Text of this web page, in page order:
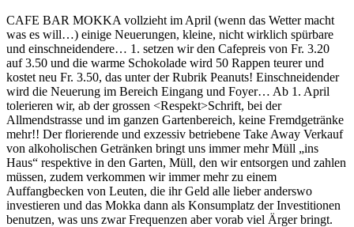
CAFE BAR MOKKA vollzieht im April (wenn das Wetter macht
was es will…) einige Neuerungen, kleine, nicht wirklich spürbare
und einschneidendere… 1. setzen wir den Cafepreis von Fr. 3.20
auf 3.50 und die warme Schokolade wird 50 Rappen teurer und
kostet neu Fr. 3.50, das unter der Rubrik Peanuts! Einschneidender
wird die Neuerung im Bereich Eingang und Foyer… Ab 1. April
tolerieren wir, ab der grossen <Respekt>Schrift, bei der
Allmendstrasse und im ganzen Gartenbereich, keine Fremdgetränke
mehr!! Der florierende und exzessiv betriebene Take Away Verkauf
von alkoholischen Getränken bringt uns immer mehr Müll „ins
Haus“ respektive in den Garten, Müll, den wir entsorgen und zahlen
müssen, zudem verkommen wir immer mehr zu einem
Auffangbecken von Leuten, die ihr Geld alle lieber anderswo
investieren und das Mokka dann als Konsumplatz der Investitionen
benutzen, was uns zwar Frequenzen aber vorab viel Ärger bringt.